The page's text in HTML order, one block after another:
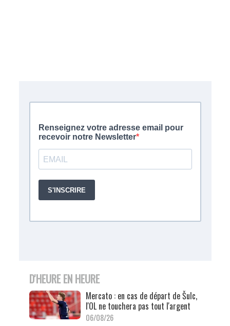
D'HEURE EN HEURE
Mercato : en cas de départ de Šulc,
l'OL ne touchera pas tout l'argent
06/08/26